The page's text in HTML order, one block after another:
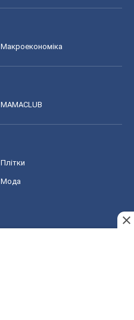
Макроекономіка
MAMACLUB
Плітки
Мода